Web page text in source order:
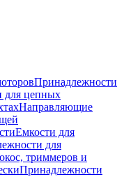
Принадлежности
для цепных
Направляющие
Емкости для
для
триммеров и
Принадлежности